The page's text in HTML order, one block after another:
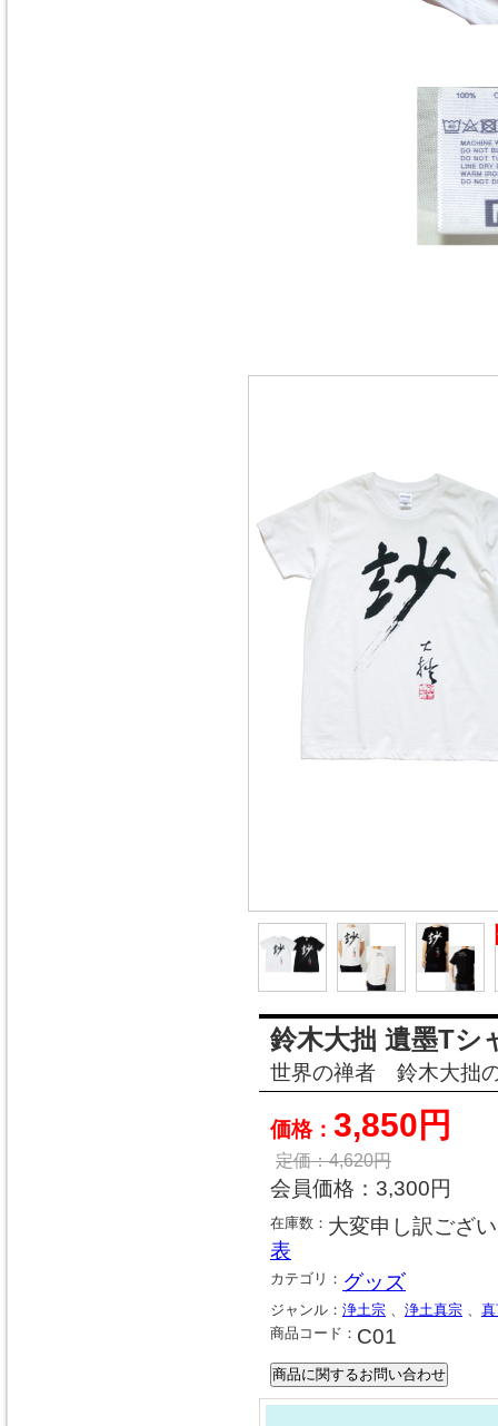
鈴木大拙 遺墨Tシ
世界の禅者 鈴木大拙
価格： 3,850円
定価：4,620円
会員価格： 3,300円
在庫数： 大変申し訳ござ
表
カテゴリ： グッズ
ジャンル： 浄土宗 、 浄土真宗 、
商品コード： C01